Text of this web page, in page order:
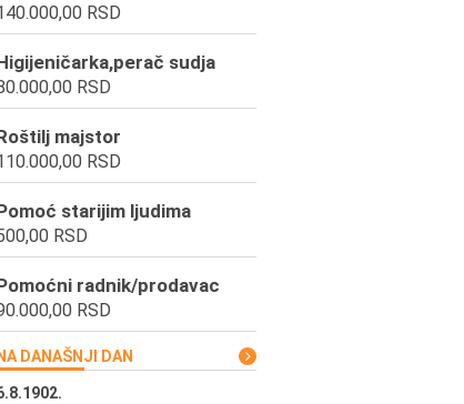
RSD
sudja
RSD
majstor
RSD
starijim ljudima
RSD
radnik/prodavac
RSD
NA DANAŠNJI DAN